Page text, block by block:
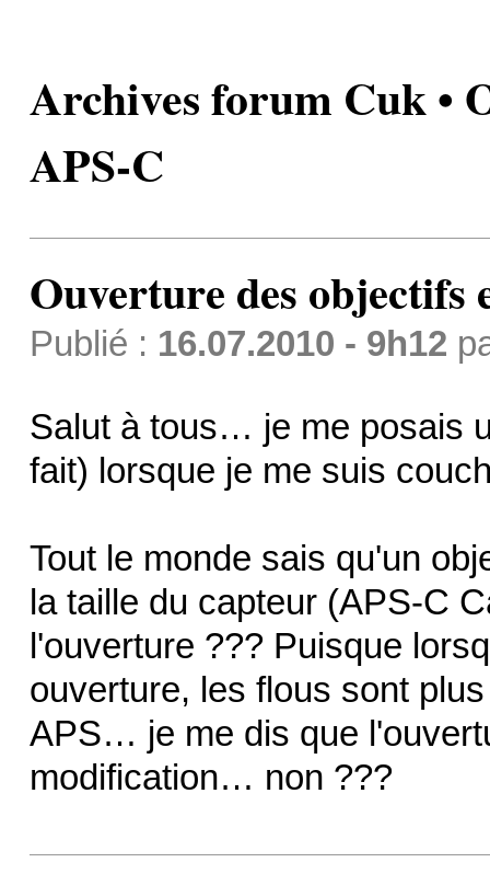
Archives forum Cuk •
APS-C
Ouverture des objectifs
Publié : 16.07.2010 - 9h12
Salut à tous… je me posais
fait) lorsque je me suis
Tout le monde sais qu'un
la taille du capteur (APS-C
l'ouverture ??? Puisque
ouverture, les flous sont
APS… je me dis que
modification… non ???